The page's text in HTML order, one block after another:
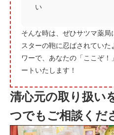
い
そんな時は、ぜひサツマ薬
スターの鞄に忍ばされてい
ワーで、あなたの「ここぞ
ートいたします！
清心元の取り扱い
つでもご相談くだ